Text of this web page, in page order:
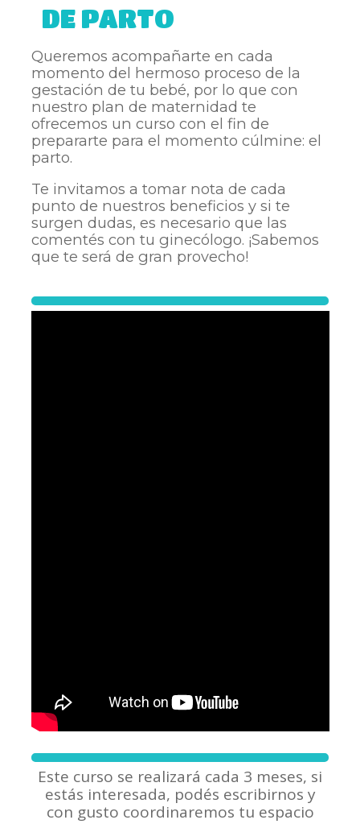
DE PARTO
Queremos acompañarte en cada
momento del hermoso proceso de la
gestación de tu bebé, por lo que con
nuestro plan de maternidad te
ofrecemos un curso con el fin de
prepararte para el momento cúlmine: el
parto.
Te invitamos a tomar nota de cada
punto de nuestros beneficios y si te
surgen dudas, es necesario que las
comentés con tu ginecólogo. ¡Sabemos
que te será de gran provecho!
Este curso se realizará cada 3 meses, si
estás interesada, podés escribirnos y
con gusto coordinaremos tu espacio